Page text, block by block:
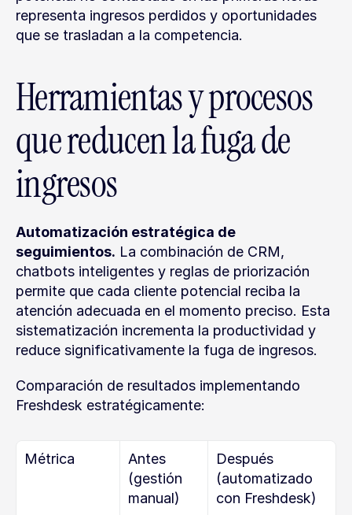
representa ingresos perdidos y oportunidades
que se trasladan a la competencia.
Herramientas y procesos
que reducen la fuga de
ingresos
Automatización estratégica de
seguimientos. La combinación de CRM,
chatbots inteligentes y reglas de priorización
permite que cada cliente potencial reciba la
atención adecuada en el momento preciso. Esta
sistematización incrementa la productividad y
reduce significativamente la fuga de ingresos.
Comparación de resultados implementando
Freshdesk estratégicamente:
Métrica
Antes
(gestión
manual)
Después
(automatizado
con Freshdesk)